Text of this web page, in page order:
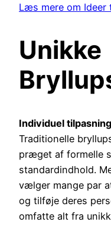
Læs mere om
Unikke
Individuel
Traditionelle
præget af formelle
standardindhold.
vælger mange par
og tilføje deres
omfatte alt fra